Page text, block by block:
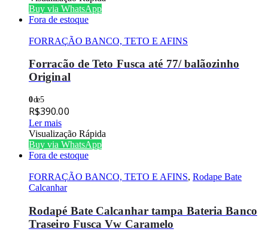
Buy via WhatsApp
Fora de estoque
FORRAÇÃO BANCO, TETO E AFINS
Forracão de Teto Fusca até 77/ balãozinho
Original
0de 5
R$390.00
Ler mais
Visualização Rápida
Buy via WhatsApp
Fora de estoque
FORRAÇÃO BANCO, TETO E AFINS, Rodape Bate
Calcanhar
Rodapé Bate Calcanhar tampa Bateria Banco
Traseiro Fusca Vw Caramelo